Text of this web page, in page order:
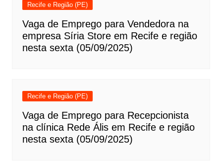
Recife e Região (PE)
Vaga de Emprego para Vendedora na
empresa Síria Store em Recife e região
nesta sexta (05/09/2025)
Recife e Região (PE)
Vaga de Emprego para Recepcionista
na clínica Rede Ális em Recife e região
nesta sexta (05/09/2025)